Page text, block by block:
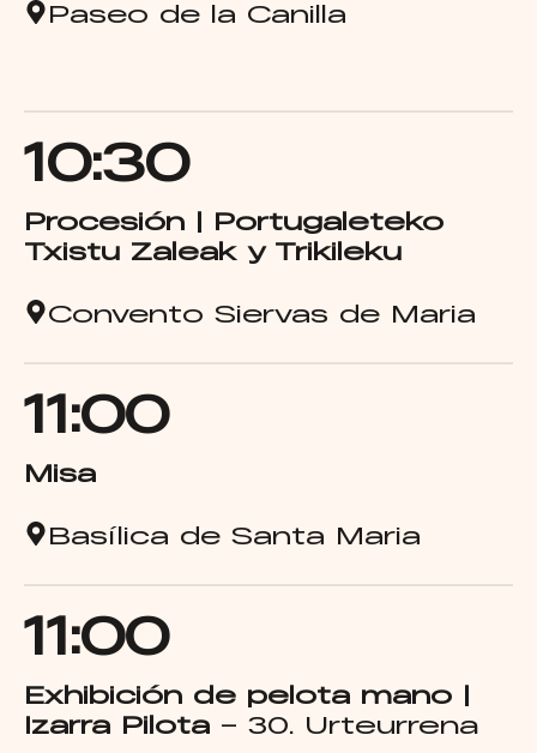
Paseo de la Canilla
10:30
Procesión | Portugaleteko
Txistu Zaleak y Trikileku
Convento Siervas de Maria
11:00
Misa
Basílica de Santa Maria
11:00
Exhibición de pelota mano
Izarra Pilota – 30. Urteurrena